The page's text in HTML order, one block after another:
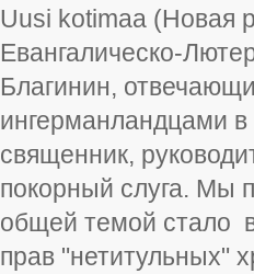
Uusi kotimaa (Новая
Евангалическо-
Благинин,
ингерманландцами
священник,
покорный слуга. Мы
общей темой стало
прав "нетитульных"